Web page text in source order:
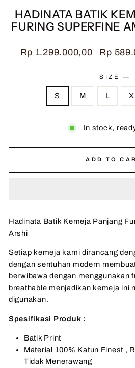
HADINATA BATIK
FURING SUPERFINE
Regular
Rp 1.299.000,00
Sale
Rp
SIZE —
S M L
In stock,
ADD TO
Hadinata Batik Kemeja Panjang
Arshi
Setiap kemeja kami dirancang
dengan sentuhan modern
berwibawa dengan menggunakan
breathable menjadikan kemeja ini
digunakan.
Spesifikasi Produk :
Batik Print
Material 100% Katun Finest ,
Tidak Menerawang